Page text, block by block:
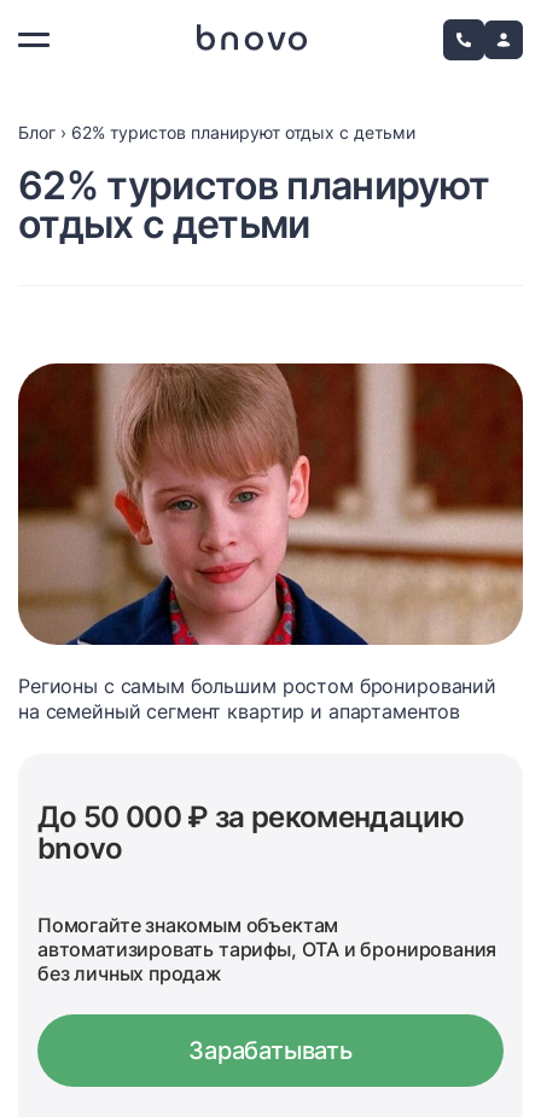
Блог › 62% туристов планируют отдых с детьми
62% туристов планируют
отдых с детьми
Регионы с самым большим ростом бронирований
на семейный сегмент квартир и апартаментов
До 50 000 ₽ за рекомендацию
bnovo
Помогайте знакомым объектам
автоматизировать тарифы, OTA и бронирования
без личных продаж
Зарабатывать